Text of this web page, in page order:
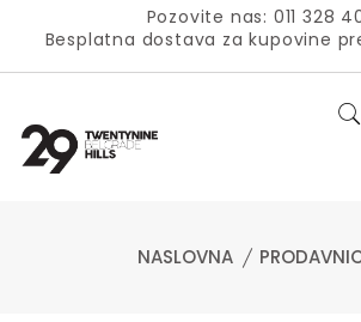
Pozovite nas: 011 328
Besplatna dostava za kupovine
NASLOVNA